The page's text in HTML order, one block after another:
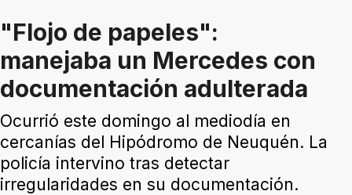
"Flojo de papeles":
manejaba un Mercedes con
documentación adulterada
Ocurrió este domingo al mediodía en
cercanías del Hipódromo de Neuquén. La
policía intervino tras detectar
irregularidades en su documentación.